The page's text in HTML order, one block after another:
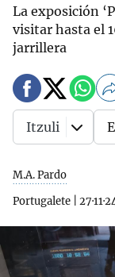
La exposición
visitar hasta el
jarrillera
M.A. Pardo
Portugalete
Itzuli